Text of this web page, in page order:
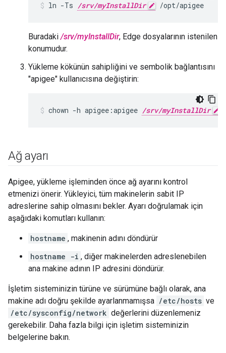
ln -Ts /srv/myInstallDir /opt/apigee
Buradaki/srv/myInstallDir, Edge dosyalarının istenilen
konumudur.
Yükleme kökünün sahipliğini ve sembolik bağlantısını
"apigee" kullanıcısına değiştirin:
chown -h apigee:apigee /srv/myInstallDir
Ağ ayarı
Apigee, yükleme işleminden önce ağ ayarını kontrol
etmenizi önerir. Yükleyici, tüm makinelerin sabit IP
adreslerine sahip olmasını bekler. Ayarı doğrulamak için
aşağıdaki komutları kullanın:
hostname , makinenin adını döndürür
hostname -i , diğer makinelerden adreslenebilen
ana makine adının IP adresini döndürür.
İşletim sisteminizin türüne ve sürümüne bağlı olarak, ana
makine adı doğru şekilde ayarlanmamışsa /etc/hosts ve
/etc/sysconfig/network değerlerini düzenlemeniz
gerekebilir. Daha fazla bilgi için işletim sisteminizin
belgelerine bakın.